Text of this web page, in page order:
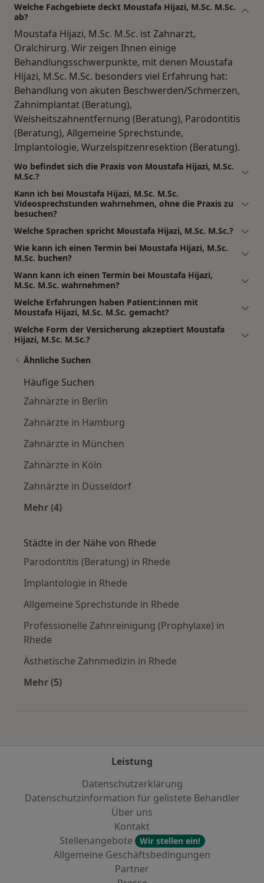
Welche Fachgebiete deckt Moustafa Hijazi, M.Sc. M.Sc.
ab?
Moustafa Hijazi, M.Sc. M.Sc. ist Zahnarzt,
Oralchirurg. Wir zeigen Ihnen einige
Behandlungsschwerpunkte, mit denen Moustafa
Hijazi, M.Sc. M.Sc. besonders viel Erfahrung hat:
Behandlung von akuten Beschwerden/Schmerzen,
Zahnimplantat (Beratung),
Weisheitszahnentfernung (Beratung), Parodontitis
(Beratung), Allgemeine Sprechstunde,
Implantologie, Wurzelspitzenresektion (Beratung).
Wo befindet sich die Praxis von Moustafa Hijazi, M.Sc.
M.Sc.?
Kann ich bei Moustafa Hijazi, M.Sc. M.Sc.
Videosprechstunden wahrnehmen, ohne die Praxis zu
besuchen?
Welche Sprachen spricht Moustafa Hijazi, M.Sc. M.Sc.?
Wie kann ich einen Termin bei Moustafa Hijazi, M.Sc.
M.Sc. buchen?
Wann kann ich einen Termin bei Moustafa Hijazi,
M.Sc. M.Sc. wahrnehmen?
Welche Erfahrungen haben Patient:innen mit
Moustafa Hijazi, M.Sc. M.Sc. gemacht?
Welche Form der Versicherung akzeptiert Moustafa
Hijazi, M.Sc. M.Sc.?
Ähnliche Suchen
Häufige Suchen
Zahnärzte in Berlin
Zahnärzte in Hamburg
Zahnärzte in München
Zahnärzte in Köln
Zahnärzte in Düsseldorf
Mehr (4)
Städte in der Nähe von Rhede
Parodontitis (Beratung) in Rhede
Implantologie in Rhede
Allgemeine Sprechstunde in Rhede
Professionelle Zahnreinigung (Prophylaxe) in
Rhede
Ästhetische Zahnmedizin in Rhede
Mehr (5)
Leistung
Datenschutzerklärung
Datenschutzinformation für gelistete Behandler
Über uns
Kontakt
Stellenangebote
Wir stellen ein!
Allgemeine Geschäftsbedingungen
Partner